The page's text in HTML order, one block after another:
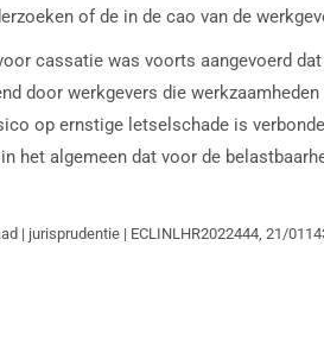
of de in de cao van de
cassatie was voorts aangevoerd
door werkgevers die
op ernstige letselschade is
het algemeen dat voor de
| jurisprudentie | ECLINLHR2022444, 21/